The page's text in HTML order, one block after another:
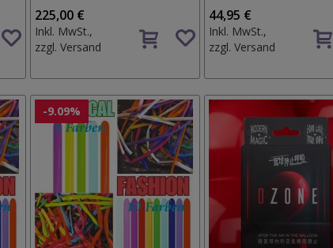
Auf
den
Wunschzettel
225,00 €
Inkl. MwSt.,
zzgl.Versand
Auf
den
Wunschzettel
44,95 €
Inkl. MwSt.,
zzgl.Versand
-9.09%